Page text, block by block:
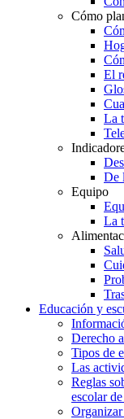
Cómo
El
La
De
Equipo
La
Educación y
Derecho
Tipos de
Las
Reglas
escolar
Organizar